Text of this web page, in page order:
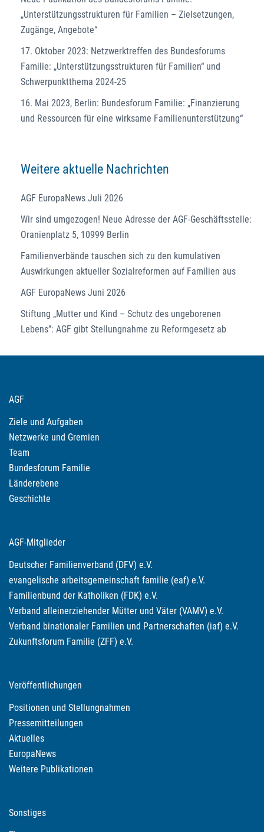
„Unterstützungsstrukturen für Familien – Zielsetzungen,
Zugänge, Angebote“
17. Oktober 2023: Netzwerktreffen des Bundesforums
Familie: „Unterstützungsstrukturen für Familien“ und
Schwerpunktthema 2024-25
16. Mai 2023, Berlin: Bundesforum Familie: „Finanzierung
und Ressourcen für eine wirksame Familienunterstützung“
Weitere aktuelle Nachrichten
AGF EuropaNews Juli 2026
Wir sind umgezogen! Neue Adresse der AGF-Geschäftsstelle:
Oranienplatz 5, 10999 Berlin
Familienverbände tauschen sich zu den kumulativen
Auswirkungen aktueller Sozialreformen auf Familien aus
AGF EuropaNews Juni 2026
Stiftung „Mutter und Kind – Schutz des ungeborenen
Lebens”: AGF gibt Stellungnahme zu Reformgesetz ab
AGF
Ziele und Aufgaben
Netzwerke und Gremien
Team
Bundesforum Familie
Länderebene
Geschichte
AGF-Mitglieder
Deutscher Familienverband (DFV) e.V.
evangelische arbeitsgemeinschaft familie (eaf) e.V.
Familienbund der Katholiken (FDK) e.V.
Verband alleinerziehender Mütter und Väter (VAMV) e.V.
Verband binationaler Familien und Partnerschaften (iaf) e.V.
Zukunftsforum Familie (ZFF) e.V.
Veröffentlichungen
Positionen und Stellungnahmen
Pressemitteilungen
Aktuelles
EuropaNews
Weitere Publikationen
Sonstiges